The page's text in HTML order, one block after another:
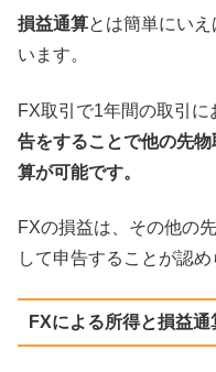
損益通算とは簡単にいえ
います。
FX取引で1年間の取引に
告をすることで他の先
算が可能です。
FXの損益は、その他の
して申告することが認め
FXによる所得と損益